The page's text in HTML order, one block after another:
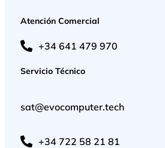
Atención Comercial
+34 641 479 970
Servicio Técnico
sat@evocomputer.tech
+34 722 58 21 81